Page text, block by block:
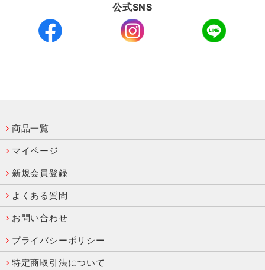
公式SNS
商品一覧
マイページ
新規会員登録
よくある質問
お問い合わせ
プライバシーポリシー
特定商取引法について